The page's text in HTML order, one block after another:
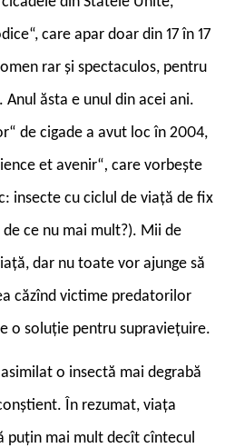
care apar doar din 17 în 17
rar și spectaculos, pentru
ăsta e unul din acei ani.
de cigade a avut loc în 2004,
et avenir“, care vorbește
insecte cu ciclul de viață de fix
de ce nu mai mult?). Mii de
dar nu toate vor ajunge să
căzînd victime predatorilor
o soluție pentru supraviețuire.
o insectă mai degrabă
În rezumat, viața
puțin mai mult decît cîntecul